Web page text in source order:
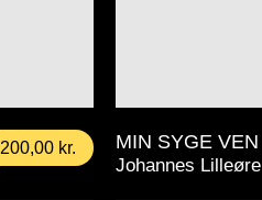
200,00 kr. MIN SYGE VEN
Johannes Lilleøre